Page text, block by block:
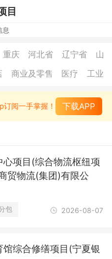
目
息
重庆 河北省 辽宁省
山
商业及零售 医疗 工业
阅一手掌握！ 下载APP
项目(综合物流枢纽项
贸物流(集团)有限公
包 2026-08-07
综合修缮项目(宁夏银